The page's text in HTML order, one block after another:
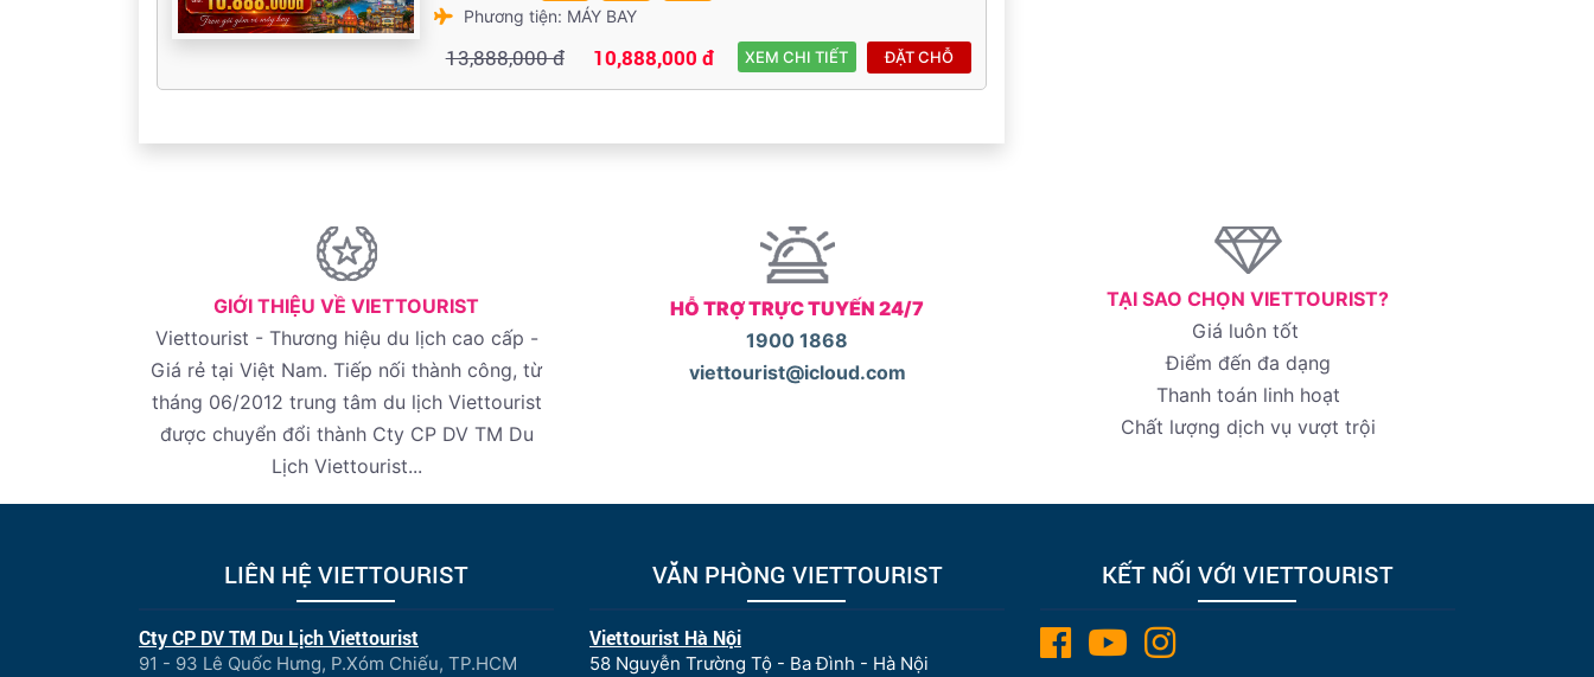
Phương tiện: MÁY BAY
13,888,000 đ 10,888,000 đ XEM CHI TIẾT ĐẶT CHỖ
GIỚI THIỆU VỀ VIETTOURIST
Viettourist - Thương hiệu du lịch cao cấp -
Giá rẻ tại Việt Nam. Tiếp nối thành công, từ
tháng 06/2012 trung tâm du lịch Viettourist
được chuyển đổi thành Cty CP DV TM Du
Lịch Viettourist...
HỖ TRỢ TRỰC TUYẾN 24/7
1900 1868
viettourist@icloud.com
TẠI SAO CHỌN VIETTOURIST?
Giá luôn tốt
Điểm đến đa dạng
Thanh toán linh hoạt
Chất lượng dịch vụ vượt trội
LIÊN HỆ VIETTOURIST
Cty CP DV TM Du Lịch Viettourist
91 - 93 Lê Quốc Hưng, P.Xóm Chiếu, TP.HCM
VĂN PHÒNG VIETTOURIST
Viettourist Hà Nội
58 Nguyễn Trường Tộ - Ba Đình - Hà Nội
KẾT NỐI VỚI VIETTOURIST